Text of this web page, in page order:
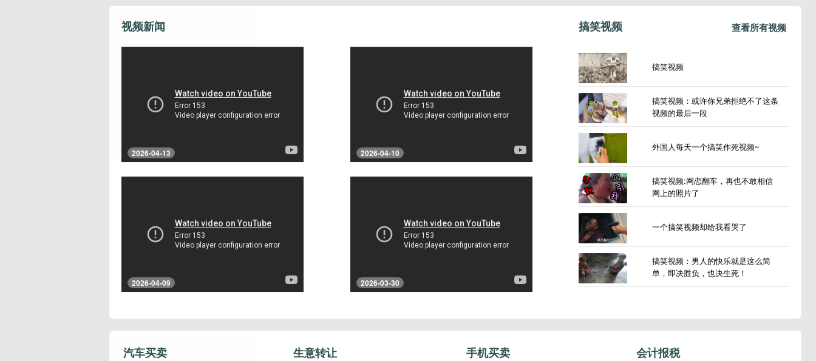
视频新闻
2026-04-13 2026-04-10
2026-04-09 2026-03-30
搞笑视频 查看所有视频
搞笑视频
搞笑视频：或许你兄弟拒绝不了这条
视频的最后一段
外国人每天一个搞笑作死视频~
搞笑视频:网恋翻车，再也不敢相信
网上的照片了
一个搞笑视频却给我看哭了
搞笑视频：男人的快乐就是这么简
单，即决胜负，也决生死！
汽车买卖 生意转让 手机买卖 会计报税